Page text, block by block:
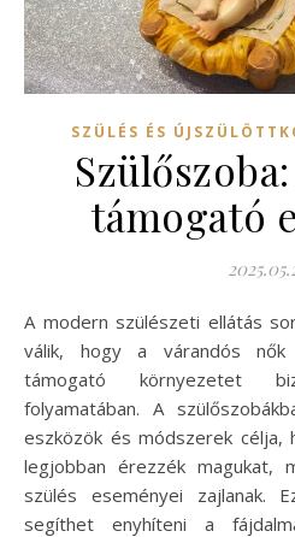
SZÜLÉS ÉS
támogató
A modern szülészeti ellátás során egyre hangsúlyosabbá
válik, hogy a várandós nők
támogató környezetet
folyamatában. A
eszközök és módszerek célja,
legjobban érezzék magukat,
szülés eseményei zajlanak.
segíthet enyhíteni a